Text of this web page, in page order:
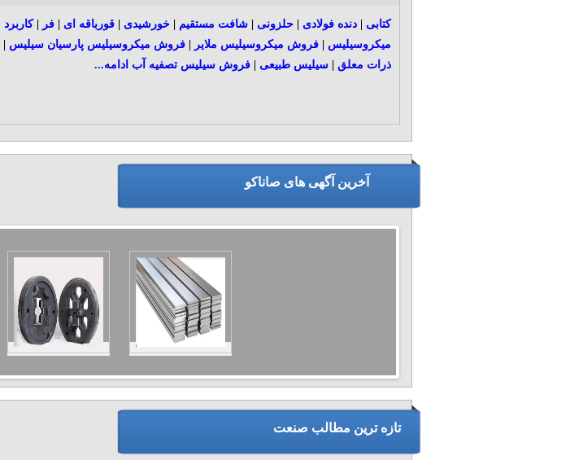
کتابی |دنده فولادی |حلزونی |شافت مستقیم |خورشیدی |قورباقه ای |فر |
میکروسیلیس
|فروش میکروسیلیس ملایر |فروش میکروسیلیس پارسیان سیلیس |
ذرات معلق |سیلیس طبیعی |فروش سیلیس تصفیه آب ادامه...
آخرین آگهی های صاناکو
تازه ترین مطالب صنعت